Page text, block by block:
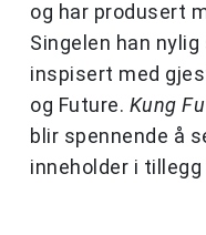
og har produsert
Singelen han
inspisert med
og Future. Kung Fu
blir spennende å
inneholder i